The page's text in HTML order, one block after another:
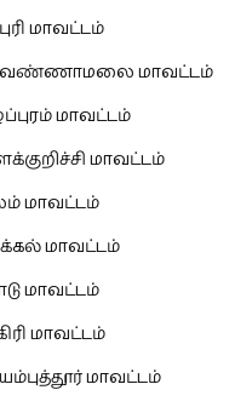
மாவட்டம்
மாவட்டம்
மாவட்டம்
மாவட்டம்
மாவட்டம்
மாவட்டம்
மாவட்டம்
மாவட்டம்
மாவட்டம்